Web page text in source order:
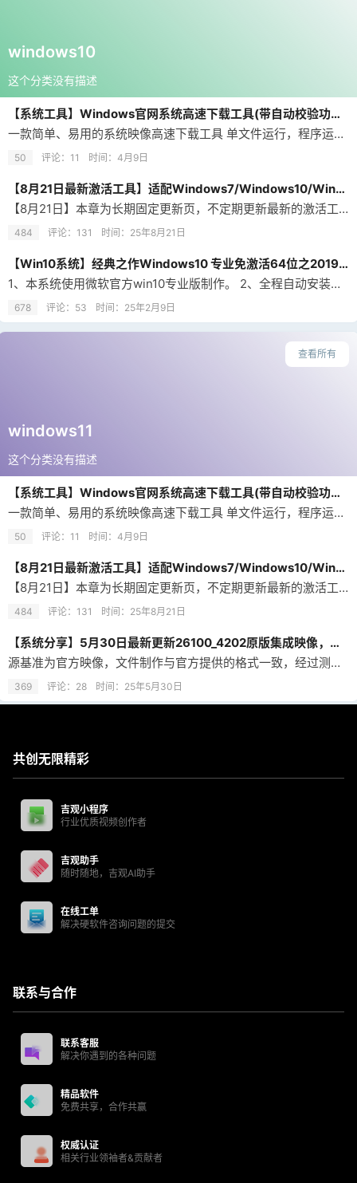
windows10
这个分类没有描述
【系统工具】Windows官网系统高速下载工具(带自动校验功能) v2.0 中文绿色版
一款简单、易用的系统映像高速下载工具 单文件运行，程序运行时不写入任何信息和文件在系统中 下载直连微软服务器，因此下载速度取决于服务器速度 支持断点续传 自动选择空间足够的下载分区（USB存储路径不可选） 支持手动选择下载分区（USB存储路径不可选） 由于直接下载到USB存储设备易造成映像文件损坏，所以屏蔽了USB设备的路径选择 系统要求 必须在Windows7或以上64位环境下运行本工具 也支持…
50 评论：11 时间： 4月9日
【8月21日最新激活工具】适配Windows7/Windows10/Windows11系统+Office办公软件激活工具
【8月21日】本章为长期固定更新页，不定期更新最新的激活工具！
484 评论：131 时间： 25年8月21日
【Win10系统】经典之作Windows10 专业免激活64位之2019稳定版
1、本系统使用微软官方win10专业版制作。 2、全程自动安装，自动激活。 3、Update更新系统补丁到最新补丁。 4、自动识别驱动安装。 5、本系统支持SSD固态硬盘的4K对齐。 6、精心优化系统，保证速度与稳定性的最佳平衡。
678 评论：53 时间： 25年2月9日
windows11
这个分类没有描述
查看所有
【系统工具】Windows官网系统高速下载工具(带自动校验功能) v2.0 中文绿色版
一款简单、易用的系统映像高速下载工具 单文件运行，程序运行时不写入任何信息和文件在系统中 下载直连微软服务器，因此下载速度取决于服务器速度 支持断点续传 自动选择空间足够的下载分区（USB存储路径不可选） 支持手动选择下载分区（USB存储路径不可选） 由于直接下载到USB存储设备易造成映像文件损坏，所以屏蔽了USB设备的路径选择 系统要求 必须在Windows7或以上64位环境下运行本工具 也支持…
50 评论：11 时间： 4月9日
【8月21日最新激活工具】适配Windows7/Windows10/Windows11系统+Office办公软件激活工具
【8月21日】本章为长期固定更新页，不定期更新最新的激活工具！
484 评论：131 时间： 25年8月21日
【系统分享】5月30日最新更新26100_4202原版集成映像，详细安装视频教程，片尾附ISO文件下载
源基准为官方映像，文件制作与官方提供的格式一致，经过测试，无论是全新安装和升级安装都不会出现问题。 没有添加任何三方数据。 使用工具只有 DISM，没有删减任何内容，完全原版。系统映像为 ESD 格式。 【25年5月30日更新，下列视频教程不分新旧版本安装方法一样】 集成功能： .net framework 3.5 集成补丁： KB5043080（24年9月检查点累积更新 26100.1742） …
369 评论：28 时间： 25年5月30日
共创无限精彩
吉观小程序
行业优质视频创作者
吉观助手
随时随地，吉观AI助手
在线工单
解决硬软件咨询问题的提交
联系与合作
联系客服
解决你遇到的各种问题
精品软件
免费共享，合作共赢
权威认证
相关行业领袖者&贡献者